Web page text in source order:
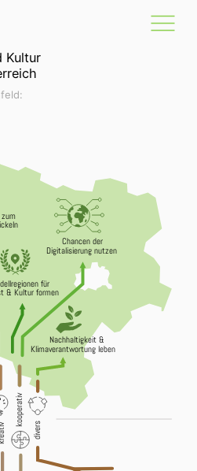
Kultur
Chancen der
Digitalisierung nutzen
Nachhaltigkeit &
Klimaverantwortung leben
für
& Kultur formen
kooperativ
divers